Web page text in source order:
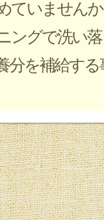
ていません
ングで洗い
分を補給する